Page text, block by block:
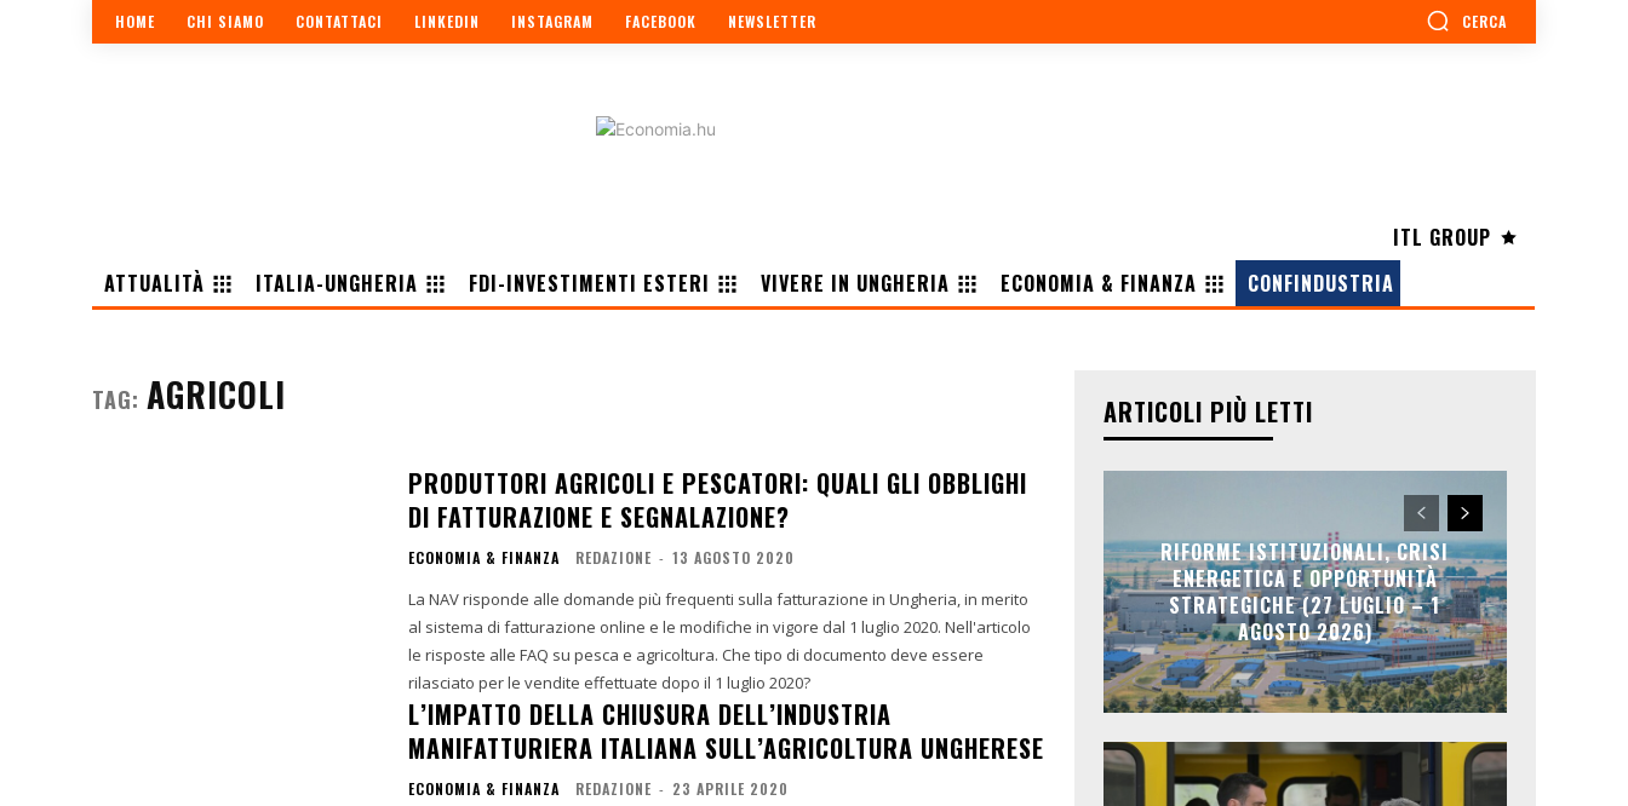
HOME CHI SIAMO CONTATTACI LINKEDIN INSTAGRAM FACEBOOK NEWSLETTER CERCA
ITL GROUP
ATTUALITÀ
ITALIA-UNGHERIA FDI-INVESTIMENTI ESTERI VIVERE IN UNGHERIA ECONOMIA & FINANZA CONFINDUSTRIA
TAG: AGRICOLI
PRODUTTORI AGRICOLI E PESCATORI: QUALI GLI OBBLIGHI
DI FATTURAZIONE E SEGNALAZIONE?
ECONOMIA & FINANZA REDAZIONE - 13 AGOSTO 2020
La NAV risponde alle domande più frequenti sulla fatturazione in Ungheria, in merito
al sistema di fatturazione online e le modifiche in vigore dal 1 luglio 2020. Nell'articolo
le risposte alle FAQ su pesca e agricoltura. Che tipo di documento deve essere
rilasciato per le vendite effettuate dopo il 1 luglio 2020?
L’IMPATTO DELLA CHIUSURA DELL’INDUSTRIA
MANIFATTURIERA ITALIANA SULL’AGRICOLTURA UNGHERESE
ECONOMIA & FINANZA REDAZIONE - 23 APRILE 2020
ARTICOLI PIÙ LETTI
RIFORME ISTITUZIONALI, CRISI
ENERGETICA E OPPORTUNITÀ
STRATEGICHE (27 LUGLIO – 1
AGOSTO 2026)